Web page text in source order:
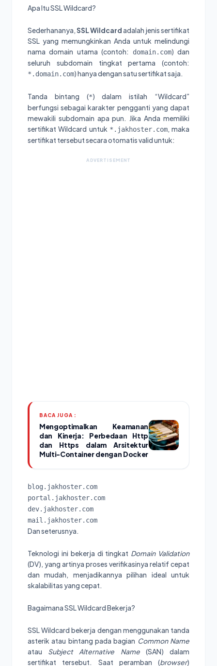
Apa Itu SSL Wildcard?
Sederhananya,SSL Wildcardadalah jenis sertifikat
SSL yang memungkinkan Anda untuk melindungi
nama domain utama (contoh:
domain.com) dan
seluruh subdomain tingkat pertama (contoh:
*.domain.com) hanya dengan satu sertifikat saja.
Tanda bintang (*) dalam istilah “Wildcard”
berfungsi sebagai karakter pengganti yang dapat
mewakili subdomain apa pun. Jika Anda memiliki
sertifikat Wildcard untuk *.jakhoster.com, maka
sertifikat tersebut secara otomatis valid untuk:
ADVERTISEMENT
BACA JUGA :
Mengoptimalkan Keamanan
dan Kinerja: Perbedaan Http
dan Https dalam Arsitektur
Multi-Container dengan Docker
blog.jakhoster.com
portal.jakhoster.com
dev.jakhoster.com
mail.jakhoster.com
Dan seterusnya.
Teknologi ini bekerja di tingkat Domain Validation
(DV), yang artinya proses verifikasinya relatif cepat
dan mudah, menjadikannya pilihan ideal untuk
skalabilitas yang cepat.
Bagaimana SSL Wildcard Bekerja?
SSL Wildcard bekerja dengan menggunakan tanda
asterik atau bintang pada bagian Common Name
atau Subject Alternative Name(SAN) dalam
sertifikat tersebut. Saat peramban (browser)